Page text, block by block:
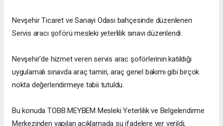
Nevşehir Ticaret ve Sanayi Odası bahçesinde düzenlenen
Servis aracı şoförü mesleki yeterlilik sınavı düzenlendi.
Nevşehir'de hizmet veren servis arac şoförlerinin katıldığı
uygulamalı sınavda araç tamiri, araç genel bakımı gibi birçok
nokta değerlendirmeye tabii tutuldu.
Bu konuda TOBB MEYBEM Mesleki Yeterlilik ve Belgelendirme
Merkezinden yapılan açıklamada şu ifadelere yer verildi;